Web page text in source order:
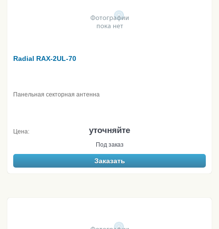
Radial RAX-2UL-70
Панельная секторная антенна
Цена: уточняйте
Под заказ
Заказать